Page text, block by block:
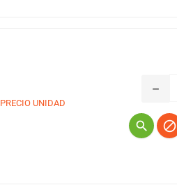
PRECIO UNIDAD
remove
 